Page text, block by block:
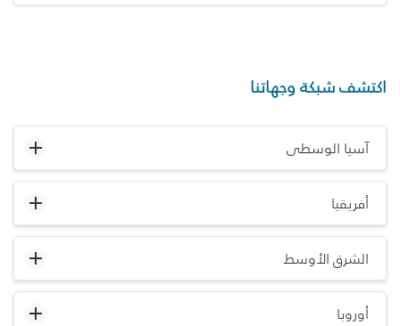
اكتشف شبكة وجهاتنا
آسيا الوسطى
أفريقيا
الشرق الأوسط
أوروبا